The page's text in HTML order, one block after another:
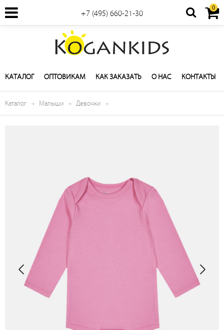
+7 (495) 660-21-30
0
КАТАЛОГ ОПТОВИКАМ КАК ЗАКАЗАТЬ О НАС КОНТАКТЫ
Каталог Малыши Девочки